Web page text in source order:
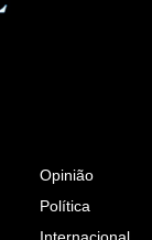
Opinião
Política
Internacional